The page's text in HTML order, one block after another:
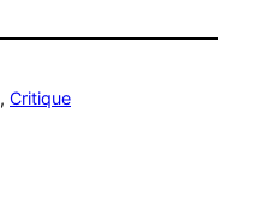
, Critique